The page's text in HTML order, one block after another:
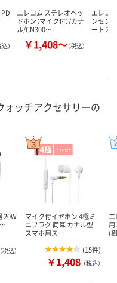
込）
エレコム ステレオヘッ
ドホン（マイク付）/カナ
ル/CN300…
￥1,408～（税込）
エレコ
ンセン
ート 2…
ッチアクセサリーの
20W
（税込）
マイク付イヤホン 4極ミ
ニプラグ 両耳 カナル型
スマホ用ス…
(15件)
￥1,408 （税込）
(